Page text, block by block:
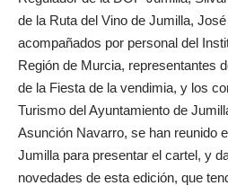
de la Ruta del Vino de Jumilla,
acompañados por personal del
Región de Murcia, representantes
de la Fiesta de la vendimia, y los
Turismo del Ayuntamiento de
Asunción Navarro, se han reunido
Jumilla para presentar el cartel, y
novedades de esta edición, que